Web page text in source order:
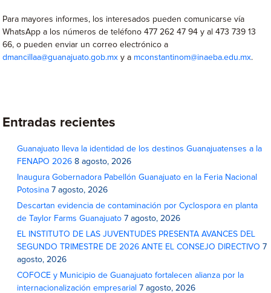
Para mayores informes, los interesados pueden comunicarse vía
WhatsApp a los números de teléfono 477 262 47 94 y al 473 739 13
66, o pueden enviar un correo electrónico a
dmancillaa@guanajuato.gob.mx y a mconstantinom@inaeba.edu.mx.
Entradas recientes
Guanajuato lleva la identidad de los destinos Guanajuatenses a la
FENAPO 2026 8 agosto, 2026
Inaugura Gobernadora Pabellón Guanajuato en la Feria Nacional
Potosina 7 agosto, 2026
Descartan evidencia de contaminación por Cyclospora en planta
de Taylor Farms Guanajuato 7 agosto, 2026
EL INSTITUTO DE LAS JUVENTUDES PRESENTA AVANCES DEL
SEGUNDO TRIMESTRE DE 2026 ANTE EL CONSEJO DIRECTIVO 7
agosto, 2026
COFOCE y Municipio de Guanajuato fortalecen alianza por la
internacionalización empresarial 7 agosto, 2026